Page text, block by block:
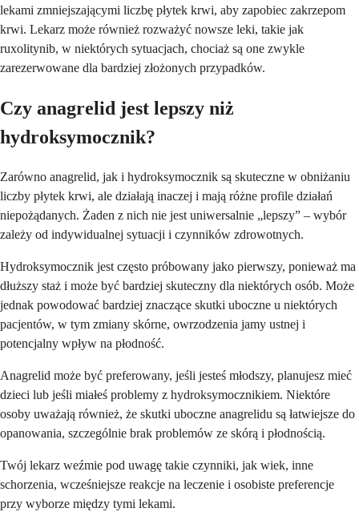
lekami zmniejszającymi liczbę płytek krwi, aby zapobiec zakrzepom
krwi. Lekarz może również rozważyć nowsze leki, takie jak
ruxolitynib, w niektórych sytuacjach, chociaż są one zwykle
zarezerwowane dla bardziej złożonych przypadków.
Czy anagrelid jest lepszy niż
hydroksymocznik?
Zarówno anagrelid, jak i hydroksymocznik są skuteczne w obniżaniu
liczby płytek krwi, ale działają inaczej i mają różne profile działań
niepożądanych. Żaden z nich nie jest uniwersalnie „lepszy” – wybór
zależy od indywidualnej sytuacji i czynników zdrowotnych.
Hydroksymocznik jest często próbowany jako pierwszy, ponieważ ma
dłuższy staż i może być bardziej skuteczny dla niektórych osób. Może
jednak powodować bardziej znaczące skutki uboczne u niektórych
pacjentów, w tym zmiany skórne, owrzodzenia jamy ustnej i
potencjalny wpływ na płodność.
Anagrelid może być preferowany, jeśli jesteś młodszy, planujesz mieć
dzieci lub jeśli miałeś problemy z hydroksymocznikiem. Niektóre
osoby uważają również, że skutki uboczne anagrelidu są łatwiejsze do
opanowania, szczególnie brak problemów ze skórą i płodnością.
Twój lekarz weźmie pod uwagę takie czynniki, jak wiek, inne
schorzenia, wcześniejsze reakcje na leczenie i osobiste preferencje
przy wyborze między tymi lekami.